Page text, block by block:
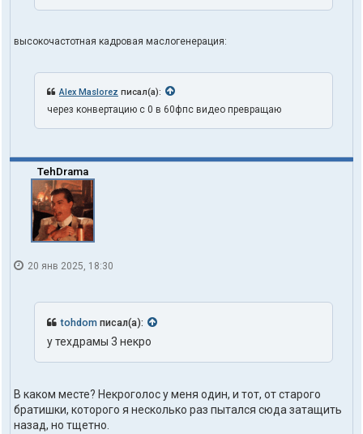
высокочастотная кадровая маслогенерация:
Alex Maslorez писал(а):
через конвертацию с 0 в 60фпс видео превращаю
TehDrama
20 янв 2025, 18:30
tohdom писал(а):
у техдрамы 3 некро
В каком месте? Некроголос у меня один, и тот, от старого
братишки, которого я несколько раз пытался сюда затащить
назад, но тщетно.